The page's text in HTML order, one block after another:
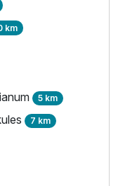
km
5 km
7 km